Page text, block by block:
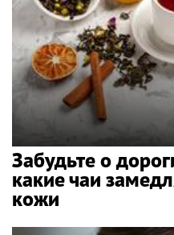
Забудьте о
какие чаи
кожи